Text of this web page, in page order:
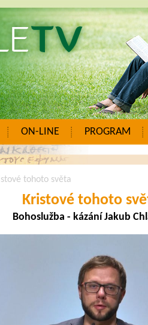
ON-LINE PROGRAM
tohoto světa
Kristové tohoto
Bohoslužba - kázání Jakub